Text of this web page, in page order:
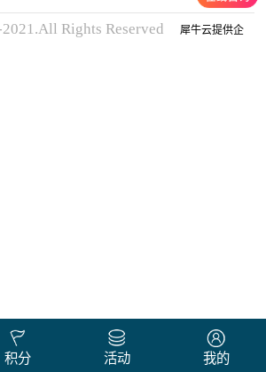
Rights Reserved
犀牛云提供企
积分 活动 我的